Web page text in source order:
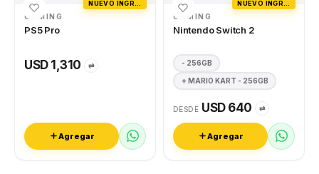
GAMING
PS5 Pro
USD 1,310 ⇄
Agregar
GAMING
Nintendo Switch 2
- 256GB
+ MARIO KART - 256GB
DESDE USD 640 ⇄
Agregar